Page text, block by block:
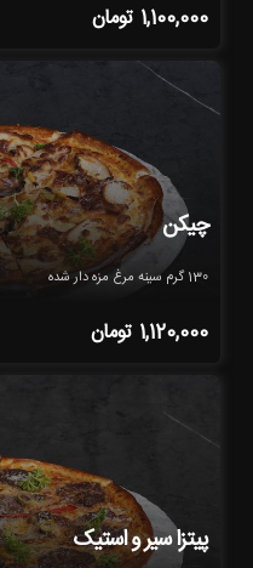
1,100,000 تومان
چیکن
130 گرم سینه مرغ مزه دار شده
1,120,000 تومان
پیتزا سیر و استیک